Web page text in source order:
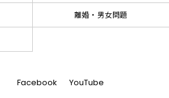
離婚・男女問題
Facebook YouTube